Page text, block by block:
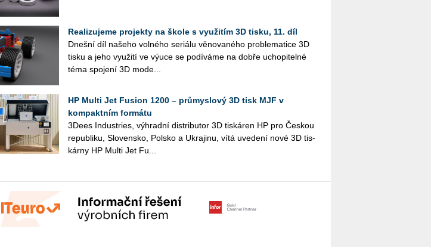
Realizujeme projekty na škole s využitím 3D tisku, 11. díl
Dneš­ní díl na­še­ho vol­né­ho se­ri­á­lu vě­no­va­né­ho pro­ble­ma­ti­ce 3D
tisku a jeho vy­u­ži­tí ve výuce se po­dí­vá­me na dobře ucho­pi­tel­né
téma spo­je­ní 3D mo­de...
HP Multi Jet Fusion 1200 – průmyslový 3D tisk MJF v
kompaktním formátu
3Dees Indu­stries, vý­hrad­ní dis­tri­bu­tor 3D tis­ká­ren HP pro Čes­kou
re­pub­li­ku, Slo­ven­sko, Pol­sko a Ukra­ji­nu, vítá uve­de­ní nové 3D tis­
kár­ny HP Multi Jet Fu...